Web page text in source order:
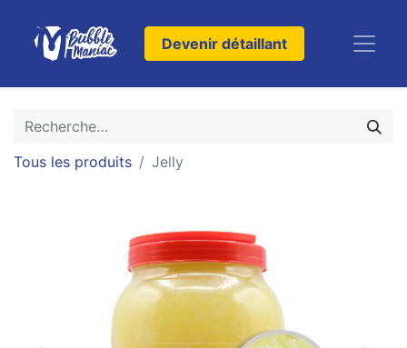
Devenir détaillant
Tous les produits Jelly